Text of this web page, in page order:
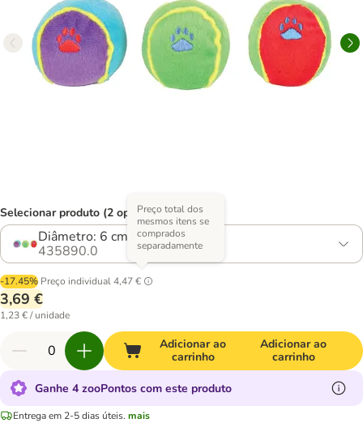
Selecionar produto (2 opções)
Diâmetro: 6 cm (3 unidades)
435890.0
-17.45% Preço individual4,47 €
Preço total dos
mesmos itens se
comprados
separadamente
3,69 €
1,23 € / unidade
Adicionar ao
carrinho
Adicionar ao
carrinho
Ganhe 4 zooPontos com este produto
Entrega em 2-5 dias úteis. mais